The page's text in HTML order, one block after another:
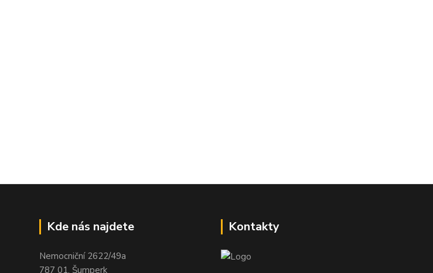
Kde nás najdete
Nemocniční 2622/49a
787 01, Šumperk
Kontakty